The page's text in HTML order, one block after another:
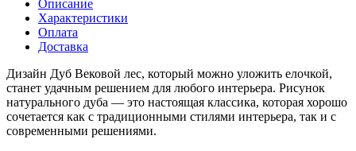
Описание
Характеристики
Оплата
Доставка
Дизайн Дуб Вековой лес, который можно уложить елочкой,
станет удачным решением для любого интерьера. Рисунок
натурального дуба — это настоящая классика, которая хорошо
сочетается как с традиционными стилями интерьера, так и с
современными решениями.